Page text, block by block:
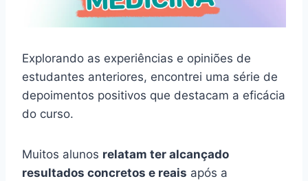
Explorando as experiências e opiniões de
estudantes anteriores, encontrei uma série de
depoimentos positivos que destacam a eficácia
do curso.
Muitos alunos relatam ter alcançado
resultados concretos e reais após a